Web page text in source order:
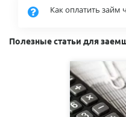
Как оплатить займ
Полезные статьи для